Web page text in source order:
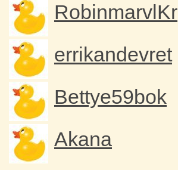
RobinmarvlKr
errikandevret
Bettye59bok
Akana